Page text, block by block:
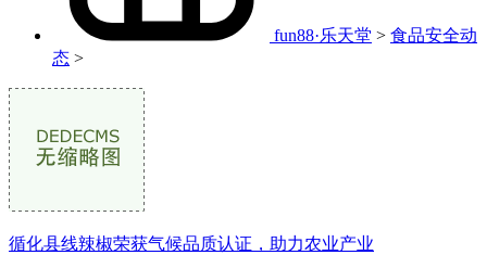
fun88·乐天堂 > 食品安全动
态 >
循化县线辣椒荣获气候品质认证，助力农业产业